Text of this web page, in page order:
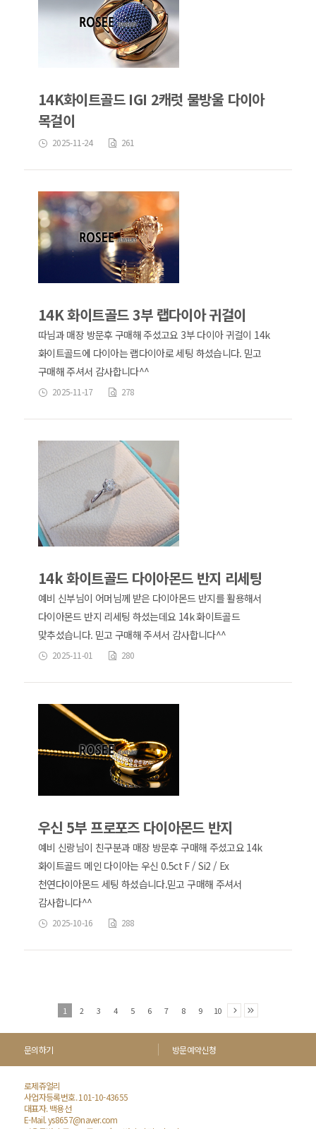
14K화이트골드 IGI 2캐럿 물방울 다이아
목걸이
2025-11-24 261
14K 화이트골드 3부 랩다이아 귀걸이
따님과 매장 방문후 구매해 주셨고요 3부 다이아 귀걸이 14k
화이트골드에 다이아는 랩다이아로 세팅 하셨습니다. 믿고
구매해 주셔서 감사합니다^^
2025-11-17 278
14k 화이트골드 다이아몬드 반지 리세팅
예비 신부님이 어머님께 받은 다이아몬드 반지를 활용해서
다이아몬드 반지 리세팅 하셨는데요 14k 화이트골드
맞추셨습니다. 믿고 구매해 주셔서 감사합니다^^
2025-11-01 280
우신 5부 프로포즈 다이아몬드 반지
예비 신랑님이 친구분과 매장 방문후 구매해 주셨고요 14k
화이트골드 메인 다이아는 우신 0.5ct F / Si2 / Ex
천연다이아몬드 세팅 하셨습니다. ​ 믿고 구매해 주셔서
감사합니다^^
2025-10-16 288
1 2 3 4 5 6 7 8 9 10
문의하기 방문예약신청
로제쥬얼리
사업자등록번호. 101-10-43655
대표자. 백용선
E-Mail.ys8657@naver.com